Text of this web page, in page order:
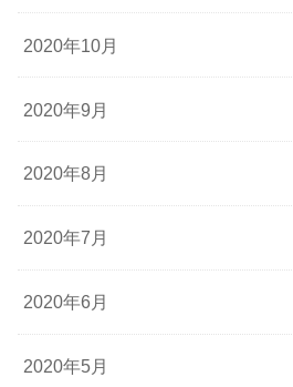
2020年10月
2020年9月
2020年8月
2020年7月
2020年6月
2020年5月